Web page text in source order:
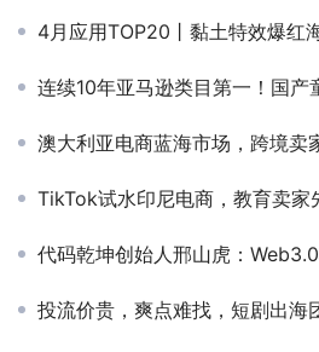
4月应用TOP20丨黏土特效爆红
连续10年亚马逊类目第一！国产
澳大利亚电商蓝海市场，跨境卖
TikTok试水印尼电商，教育卖家
代码乾坤创始人邢山虎：Web3.0将开启个人创
投流价贵，爽点难找，短剧出海团